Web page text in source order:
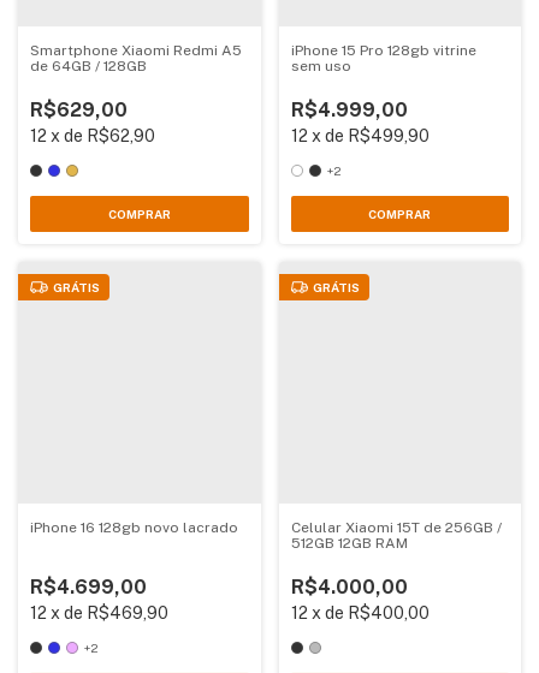
Smartphone Xiaomi Redmi A5
de 64GB / 128GB
R$629,00
12 x de R$62,90
COMPRAR
iPhone 15 Pro 128gb vitrine
sem uso
R$4.999,00
12 x de R$499,90
+2
COMPRAR
GRÁTIS
iPhone 16 128gb novo lacrado
R$4.699,00
12 xde R$469,90
+2
GRÁTIS
Celular Xiaomi 15T de 256GB /
512GB 12GB RAM
R$4.000,00
12 xde R$400,00